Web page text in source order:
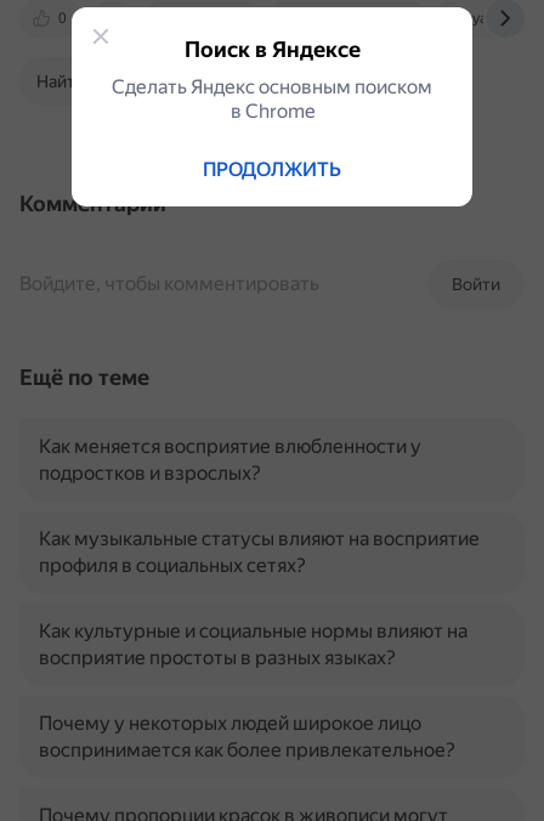
0 yandex.ru
Найти в Поиске
Комментарии
Войти
Войдите, чтобы комментировать
Ещё по теме
Как меняется восприятие влюбленности у
подростков и взрослых?
Как музыкальные статусы влияют на восприятие
профиля в социальных сетях?
Как культурные и социальные нормы влияют на
восприятие простоты в разных языках?
Почему у некоторых людей широкое лицо
воспринимается как более привлекательное?
Почему пропорции красок в живописи могут
Поиск в Яндексе
Сделать Яндекс основным поиском
в Сhrome
ПРОДОЛЖИТЬ